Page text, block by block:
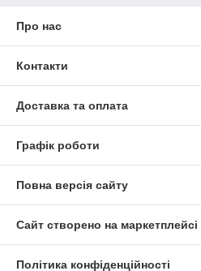
Про нас
Контакти
Доставка та оплата
Графік роботи
Повна версія сайту
Сайт створено на маркетплейсі
Політика конфіденційності